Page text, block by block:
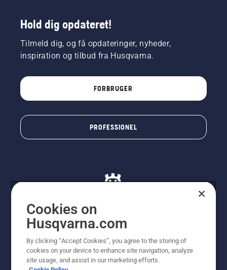
Hold dig opdateret!
Tilmeld dig, og få opdateringer, nyheder,
inspiration og tilbud fra Husqvarna.
FORBRUGER
PROFESSIONEL
viste priser er vejledende udsalgspriser. Der tages
forbehold for stave- og trykfejl samt prisændringer. Vi
stræber efter at have så nøjagtige oplysningerne på
Cookies on
Husqvarna.com
By clicking “Accept Cookies”, you agree to the storing of
cookies on your device to enhance site navigation, analyze
site usage, and assist in our marketing efforts.